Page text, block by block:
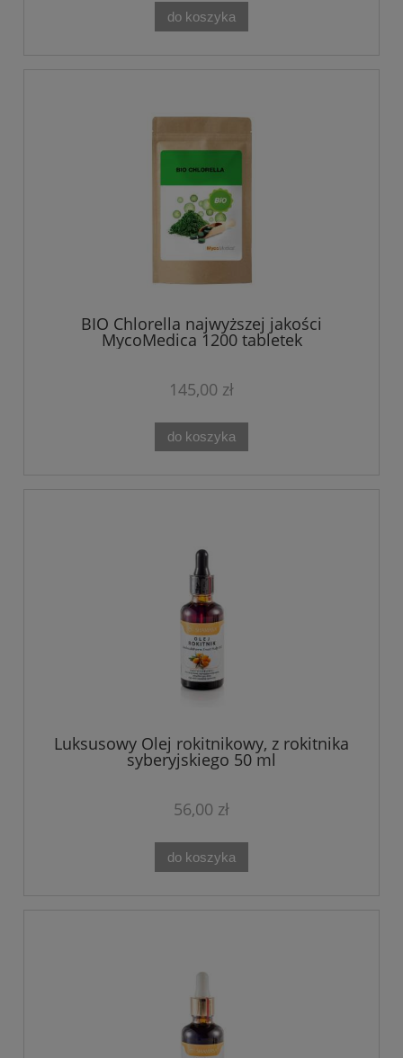
do koszyka
BIO Chlorella najwyższej jakości
MycoMedica 1200 tabletek
145,00 zł
do koszyka
Luksusowy Olej rokitnikowy, z rokitnika
syberyjskiego 50 ml
56,00 zł
do koszyka